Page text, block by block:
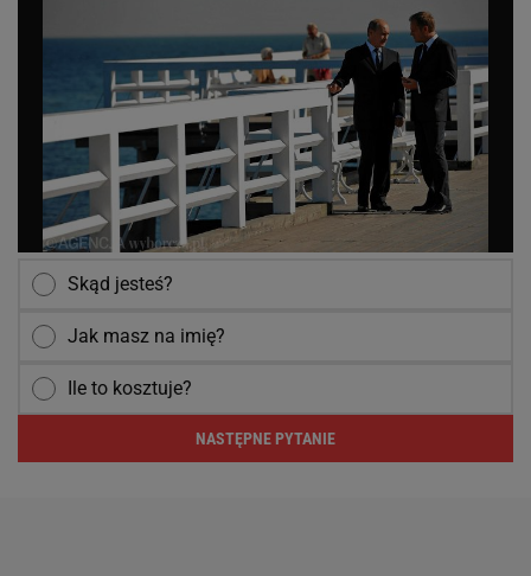
Skąd jesteś?
Jak masz na imię?
Ile to kosztuje?
NASTĘPNE PYTANIE